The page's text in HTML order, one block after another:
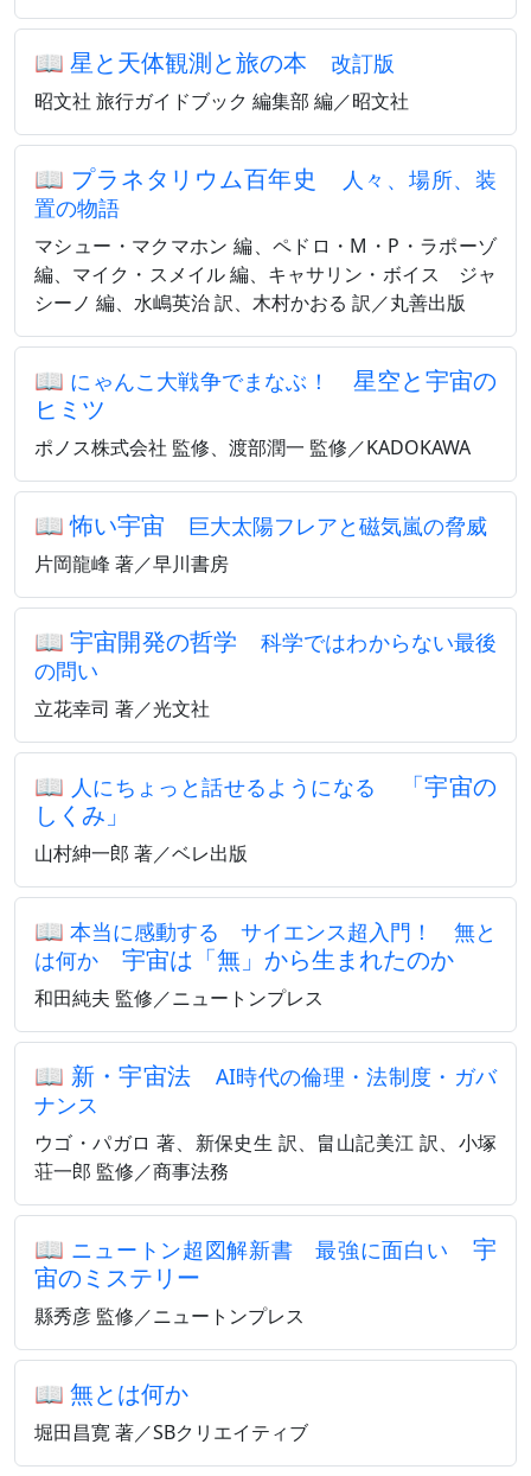
📖 星と天体観測と旅の本 改訂版
昭文社 旅行ガイドブック 編集部 編／昭文社
📖 プラネタリウム百年史
人々、場所、装
置の物語
マシュー・マクマホン 編、ペドロ・M・P・ラポーゾ
編、マイク・スメイル 編、キャサリン・ボイス゠ジャ
シーノ 編、水嶋英治 訳、木村かおる 訳／丸善出版
📖 にゃんこ大戦争でまなぶ！
星空と宇宙の
ヒミツ
ポノス株式会社 監修、渡部潤一 監修／KADOKAWA
📖怖い宇宙 巨大太陽フレアと磁気嵐の脅威
片岡龍峰 著／早川書房
📖宇宙開発の哲学科学ではわからない最後
の問い
立花幸司 著／光文社
📖 人にちょっと話せるようになる
「宇宙の
しくみ」
山村紳一郎 著／ベレ出版
📖 本当に感動する サイエンス超入門！ 無と
は何か 宇宙は「無」から生まれたのか
和田純夫 監修／ニュートンプレス
📖 新・宇宙法 AI時代の倫理・法制度・ガバ
ナンス
ウゴ・パガロ 著、新保史生 訳、畠山記美江 訳、小塚
荘一郎 監修／商事法務
📖 ニュートン超図解新書 最強に面白い
宇
宙のミステリー
縣秀彦 監修／ニュートンプレス
📖 無とは何か
堀田昌寛 著／SBクリエイティブ